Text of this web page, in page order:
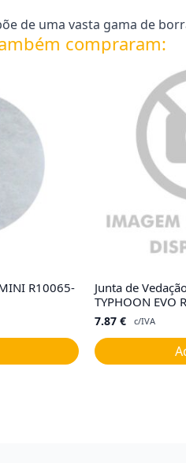
de uma vasta gama de
compraram:
R10065-
Junta de
TYPHOON EVO
7.87 € c/IVA